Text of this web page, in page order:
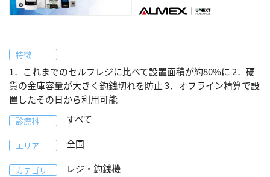
特徴
1．これまでのセルフレジに比べて設置面積が約80%に 2．硬
貨の金庫容量が大きく釣銭切れを防止 3．オフライン精算で設
置したその日から利用可能
診療科 すべて
エリア 全国
カテゴリ レジ・釣銭機